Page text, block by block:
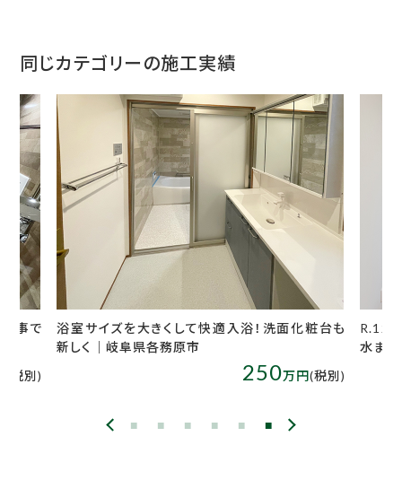
同じカテゴリーの施工実績
事で
(税別)
浴室サイズを大きくして快適入浴！洗面化粧台も
新しく｜岐阜県各務原市
250万円(税別)
R.126
水ま